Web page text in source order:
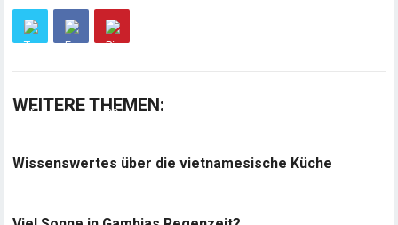
WEITERE THEMEN:
Wissenswertes über die vietnamesische Küche